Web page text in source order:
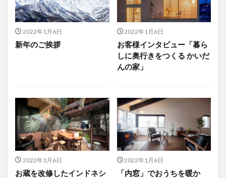
2022年1月6日
新年のご挨拶
2022年1月6日
お客様インタビュー「暮ら
しに奥行きをつくる かいだ
んの家」
2022年1月6日
お蔵を改修したインドネシ
2022年1月6日
「内窓」でおうちを暖か